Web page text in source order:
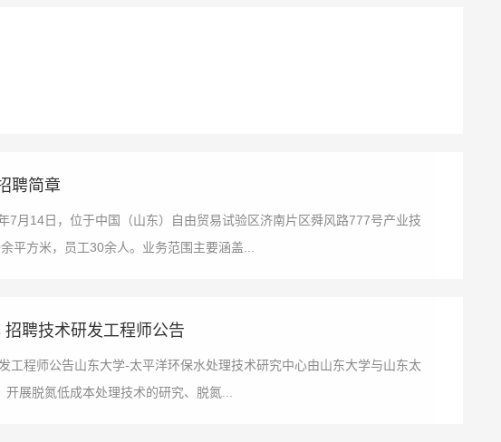
聘简章
7月14日，位于中国（山东）自由贸易试验区济南片区舜风路777号产业技
平方米，员工30余人。业务范围主要涵盖...
聘技术研发工程师公告
工程师公告山东大学-太平洋环保水处理技术研究中心由山东大学与山东太
展脱氮低成本处理技术的研究、脱氮...